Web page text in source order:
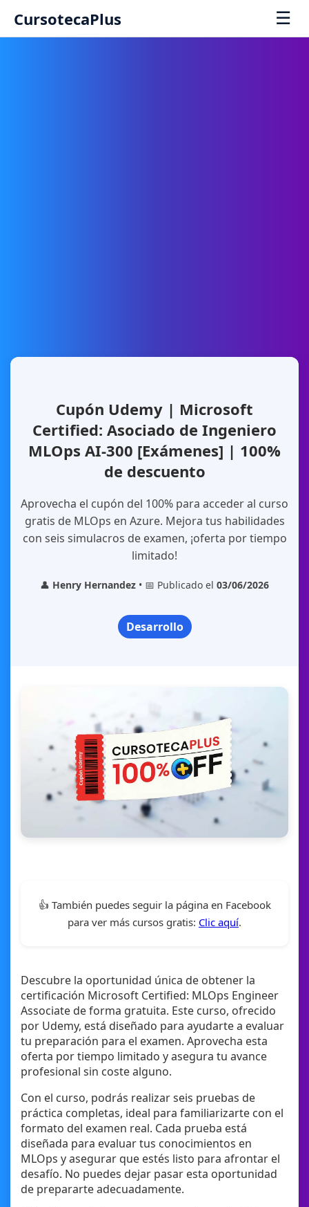
CursotecaPlus ☰
Cupón Udemy | Microsoft
Certified: Asociado de Ingeniero
MLOps AI-300 [Exámenes] | 100%
de descuento
Aprovecha el cupón del 100% para acceder al curso
gratis de MLOps en Azure. Mejora tus habilidades
con seis simulacros de examen, ¡oferta por tiempo
limitado!
👤 Henry Hernandez • 📅 Publicado el 03/06/2026
Desarrollo
👍 También puedes seguir la página en Facebook
para ver más cursos gratis: Clic aquí.
Descubre la oportunidad única de obtener la
certificación Microsoft Certified: MLOps Engineer
Associate de forma gratuita. Este curso, ofrecido
por Udemy, está diseñado para ayudarte a evaluar
tu preparación para el examen. Aprovecha esta
oferta por tiempo limitado y asegura tu avance
profesional sin coste alguno.
Con el curso, podrás realizar seis pruebas de
práctica completas, ideal para familiarizarte con el
formato del examen real. Cada prueba está
diseñada para evaluar tus conocimientos en
MLOps y asegurar que estés listo para afrontar el
desafío. No puedes dejar pasar esta oportunidad
de prepararte adecuadamente.